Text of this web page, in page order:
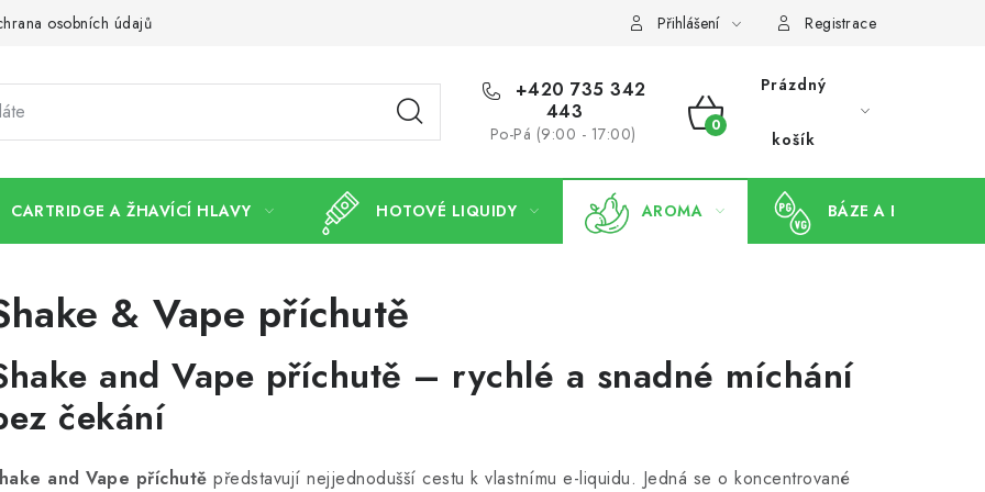
osobních údajů Přihlášení Registrace
+420 735 342
443
Po-Pá (9:00 - 17:00)
NÁKUPNÍ
Prázdný
košík
CARTRIDGE A ŽHAVÍCÍ HLAVY HOTOVÉ LIQUIDY AROMA BÁZE A BOOSTERY
& Vape příchutě
and Vape příchutě – rychlé a snadné míchání
čekání
and Vape příchutě představují nejjednodušší cestu k vlastnímu e-liquidu. Jedná se o koncentrované